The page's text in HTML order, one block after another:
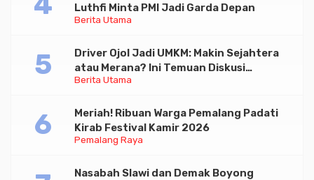
Berita Utama
Luthfi Minta PMI Jadi Garda Depan
Berita Utama
Driver Ojol Jadi UMKM: Makin Sejahtera
atau Merana? Ini Temuan Diskusi
Paramadina
Pemalang Raya
Meriah! Ribuan Warga Pemalang Padati
Kirab Festival Kamir 2026
Nasabah Slawi dan Demak Boyong